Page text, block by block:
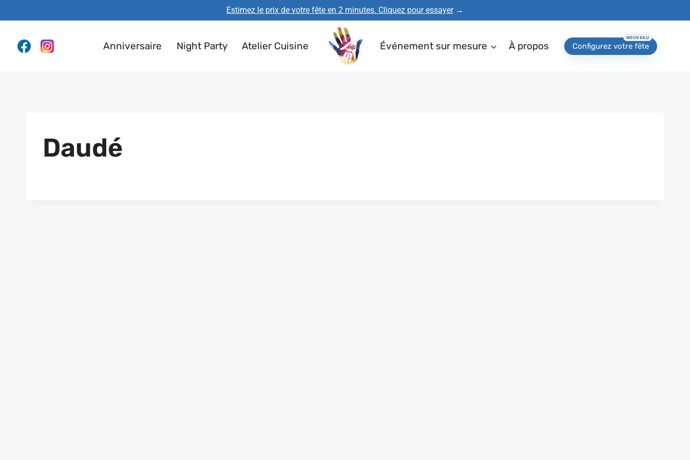
au
contenu
Estimez le prix de votre fête en 2 minutes. Cliquez pour essayer→
Anniversaire Night Party Atelier Cuisine Événement sur mesure À propos Configurez votre fête
Daudé